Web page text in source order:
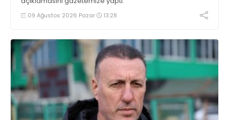
09 Ağustos 2026 Pazar 13:28